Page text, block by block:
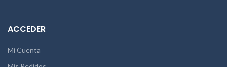
ACCEDER
Mi Cuenta